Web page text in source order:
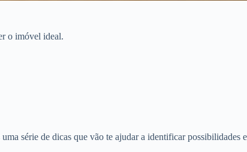
o imóvel ideal.
série de dicas que vão te ajudar a identificar possibilidades e